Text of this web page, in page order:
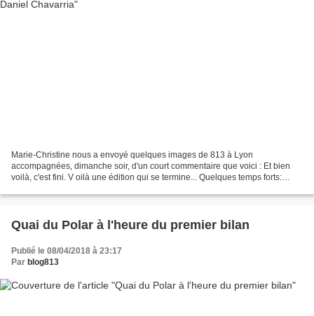
Marie-Christine nous a envoyé quelques images de 813 à Lyon
accompagnées, dimanche soir, d'un court commentaire que voici : Et bien
voilà, c'est fini. V oilà une édition qui se termine... Quelques temps forts:
Quai du Polar à l'heure du premier bilan
Publié le 08/04/2018 à 23:17
Par blog813